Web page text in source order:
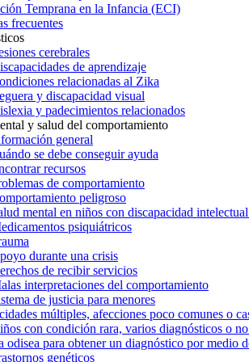
Temprana en la Infancia (ECI)
frecuentes
cerebrales
de aprendizaje
relacionadas al Zika
y discapacidad visual
y padecimientos relacionados
y salud del comportamiento
general
se debe conseguir ayuda
recursos
de comportamiento
peligroso
mental en niños con discapacidad
psiquiátricos
durante una crisis
de recibir servicios
interpretaciones del comportamiento
de justicia para menores
múltiples, afecciones poco comunes o
con condición rara, varios diagnósticos o
odisea para obtener un diagnóstico por medio
genéticos